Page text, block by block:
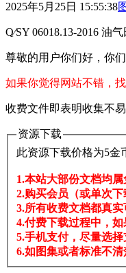
2025年5月25日 15:55:38
Q∕SY 06018.13-2016
尊敬的用户你们好，你
如果你觉得网站不错，
收费文件即表明收集不
资源下载
此资源下载价格为5金
1.本站大部份文档均
2.购买会员（或单次
3.所有收费文档都真
4.付费下载过程中，
5.手机支付，尽量选择
6.如图集或者标准不